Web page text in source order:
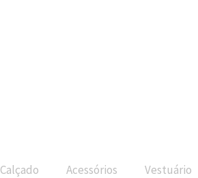
Calçado Acessórios Vestuário